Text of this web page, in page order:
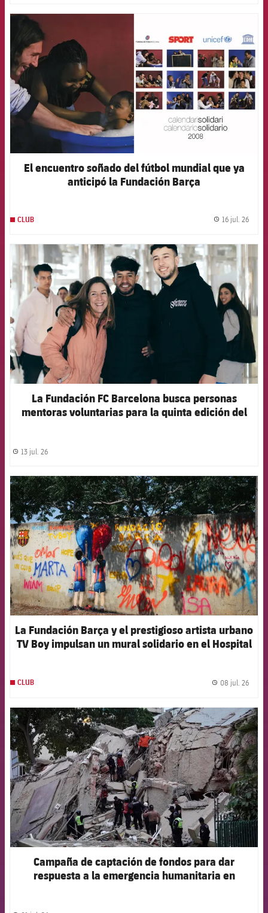
El encuentro soñado del fútbol mundial que ya
anticipó la Fundación Barça
CLUB 16 jul. 26
FCB Barcelona badge
La Fundación FC Barcelona busca personas
mentoras voluntarias para la quinta edición del
label.share.clock
13 jul. 26
FCB Barcelona badge
La Fundación Barça y el prestigioso artista urbano
TV Boy impulsan un mural solidario en el Hospital
CLUB 08 jul. 26
FCB Barcelona badge
Campaña de captación de fondos para dar
respuesta a la emergencia humanitaria en